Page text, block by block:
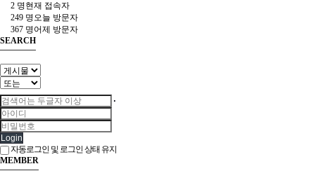
2 명현재 접속자
249 명오늘 방문자
367 명어제 방문자
SEARCH
Login
자동로그인 및 로그인 상태 유지
MEMBER